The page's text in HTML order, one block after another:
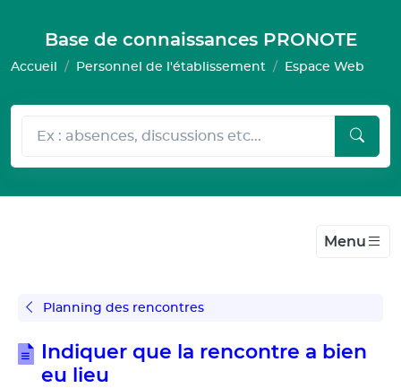
Base de connaissances PRONOTE
Accueil Personnel de l'établissement Espace Web
Menu
Planning des rencontres
Indiquer que la rencontre a bien
eu lieu